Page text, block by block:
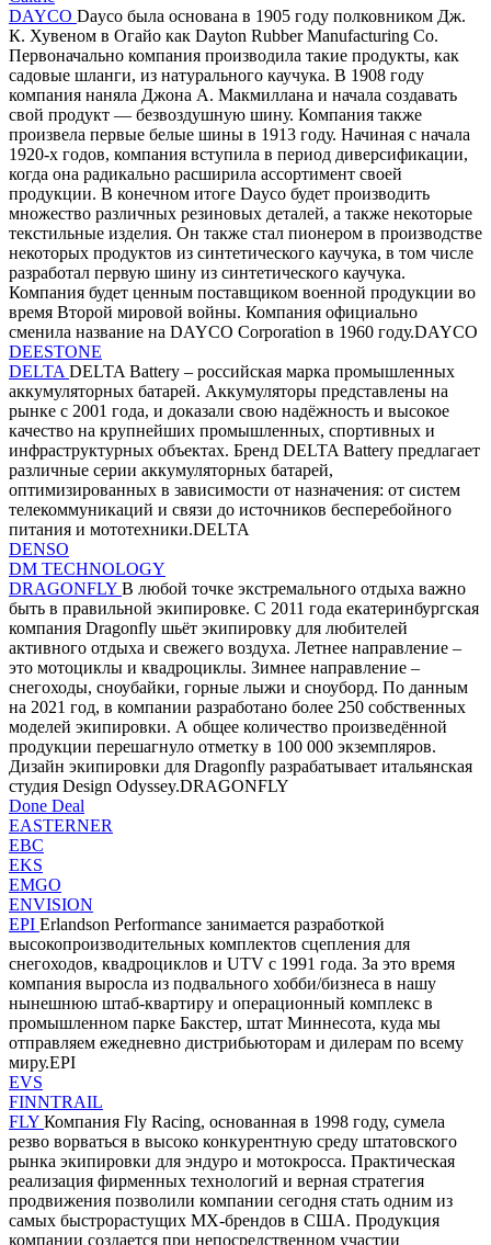
DAYCO Dayco была основана в 1905 году полковником Дж.
К. Хувеном в Огайо как Dayton Rubber Manufacturing Co.
Первоначально компания производила такие продукты, как
садовые шланги, из натурального каучука. В 1908 году
компания наняла Джона А. Макмиллана и начала создавать
свой продукт — безвоздушную шину. Компания также
произвела первые белые шины в 1913 году. Начиная с начала
1920-х годов, компания вступила в период диверсификации,
когда она радикально расширила ассортимент своей
продукции. В конечном итоге Dayco будет производить
множество различных резиновых деталей, а также некоторые
текстильные изделия. Он также стал пионером в производстве
некоторых продуктов из синтетического каучука, в том числе
разработал первую шину из синтетического каучука.
Компания будет ценным поставщиком военной продукции во
время Второй мировой войны. Компания официально
сменила название на DAYCO Corporation в 1960 году.DAYCO
DEESTONE
DELTA DELTA Battery – российская марка промышленных
аккумуляторных батарей. Аккумуляторы представлены на
рынке с 2001 года, и доказали свою надёжность и высокое
качество на крупнейших промышленных, спортивных и
инфраструктурных объектах. Бренд DELTA Battery предлагает
различные серии аккумуляторных батарей,
оптимизированных в зависимости от назначения: от систем
телекоммуникаций и связи до источников бесперебойного
питания и мототехники.DELTA
DENSO
DM TECHNOLOGY
DRAGONFLY В любой точке экстремального отдыха важно
быть в правильной экипировке. С 2011 года екатеринбургская
компания Dragonfly шьёт экипировку для любителей
активного отдыха и свежего воздуха. Летнее направление –
это мотоциклы и квадроциклы. Зимнее направление –
снегоходы, сноубайки, горные лыжи и сноуборд. По данным
на 2021 год, в компании разработано более 250 собственных
моделей экипировки. А общее количество произведённой
продукции перешагнуло отметку в 100 000 экземпляров.
Дизайн экипировки для Dragonfly разрабатывает итальянская
студия Design Odyssey.DRAGONFLY
Done Deal
EASTERNER
EBC
EKS
EMGO
ENVISION
EPI Erlandson Performance занимается разработкой
высокопроизводительных комплектов сцепления для
снегоходов, квадроциклов и UTV с 1991 года. За это время
компания выросла из подвального хобби/бизнеса в нашу
нынешнюю штаб-квартиру и операционный комплекс в
промышленном парке Бакстер, штат Миннесота, куда мы
отправляем ежедневно дистрибьюторам и дилерам по всему
миру.EPI
EVS
FINNTRAIL
FLY Компания Fly Racing, основанная в 1998 году, сумела
резво ворваться в высоко конкурентную среду штатовского
рынка экипировки для эндуро и мотокросса. Практическая
реализация фирменных технологий и верная стратегия
продвижения позволили компании сегодня стать одним из
самых быстрорастущих MX-брендов в США. Продукция
компании создается при непосредственном участии